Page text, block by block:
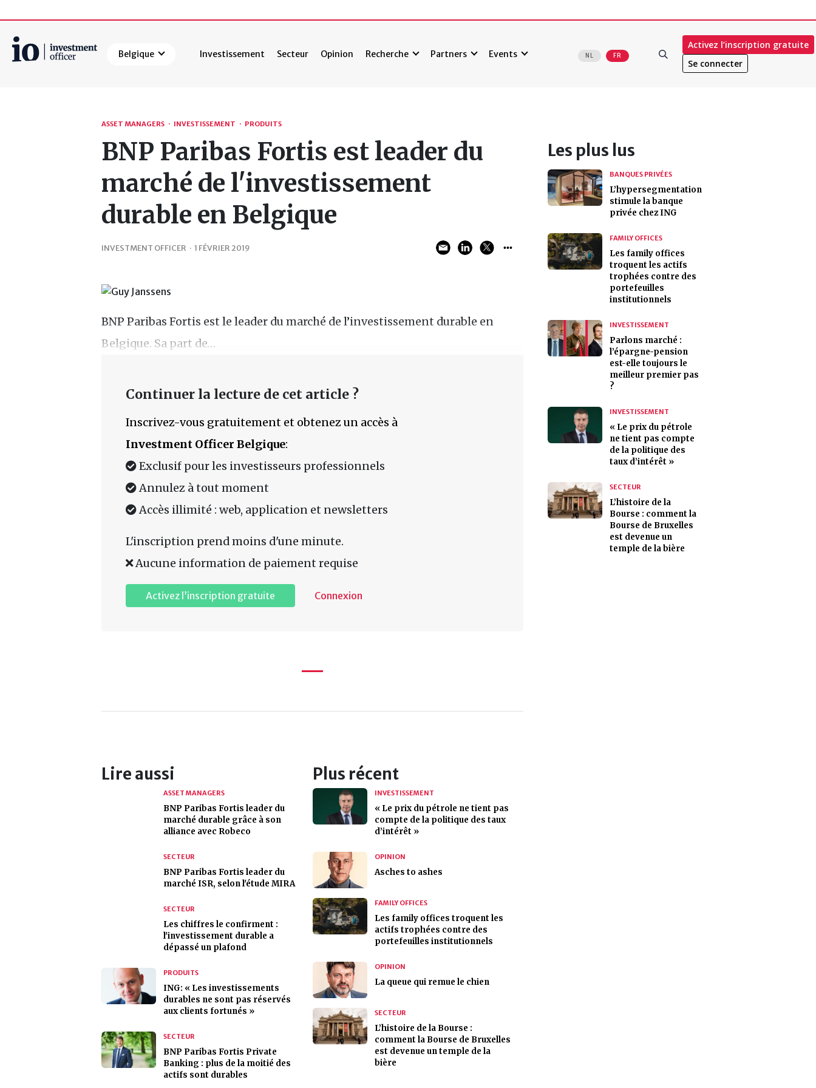
Belgique Investissement Secteur Opinion Recherche Partners Events NL FR
Activez l’inscription gratuite
Se connecter
ASSET MANAGERS · INVESTISSEMENT · PRODUITS
BNP Paribas Fortis est leader du
marché de l'investissement
durable en Belgique
INVESTMENT OFFICER · 1 FÉVRIER 2019
BNP Paribas Fortis est le leader du marché de l’investissement durable en
Belgique. Sa part de…
Continuer la lecture de cet article ?
Inscrivez-vous gratuitement et obtenez un accès à
Investment Officer Belgique:
Exclusif pour les investisseurs professionnels
Annulez à tout moment
Accès illimité : web, application et newsletters
L'inscription prend moins d'une minute.
Aucune information de paiement requise
Activez l’inscription gratuite Connexion
Lire aussi
ASSET MANAGERS
BNP Paribas Fortis leader du
marché durable grâce à son
alliance avec Robeco
SECTEUR
BNP Paribas Fortis leader du
marché ISR, selon l'étude MIRA
SECTEUR
Les chiffres le confirment :
l'investissement durable a
dépassé un plafond
PRODUITS
ING: « Les investissements
durables ne sont pas réservés
aux clients fortunés »
SECTEUR
BNP Paribas Fortis Private
Banking : plus de la moitié des
actifs sont durables
Plus récent
INVESTISSEMENT
« Le prix du pétrole ne tient pas
compte de la politique des taux
d’intérêt »
OPINION
Asches to ashes
FAMILY OFFICES
Les family offices troquent les
actifs trophées contre des
portefeuilles institutionnels
OPINION
La queue qui remue le chien
SECTEUR
L’histoire de la Bourse :
comment la Bourse de Bruxelles
est devenue un temple de la
bière
Les plus lus
BANQUES PRIVÉES
L’hypersegmentation
stimule la banque
privée chez ING
FAMILY OFFICES
Les family offices
troquent les actifs
trophées contre des
portefeuilles
institutionnels
INVESTISSEMENT
Parlons marché :
l’épargne-pension
est-elle toujours le
meilleur premier pas
?
INVESTISSEMENT
« Le prix du pétrole
ne tient pas compte
de la politique des
taux d’intérêt »
SECTEUR
L’histoire de la
Bourse : comment la
Bourse de Bruxelles
est devenue un
temple de la bière